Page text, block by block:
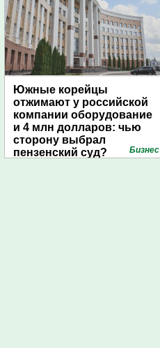
Южные корейцы
отжимают у российской
компании оборудование
и 4 млн долларов: чью
сторону выбрал
пензенский суд?
Бизнес